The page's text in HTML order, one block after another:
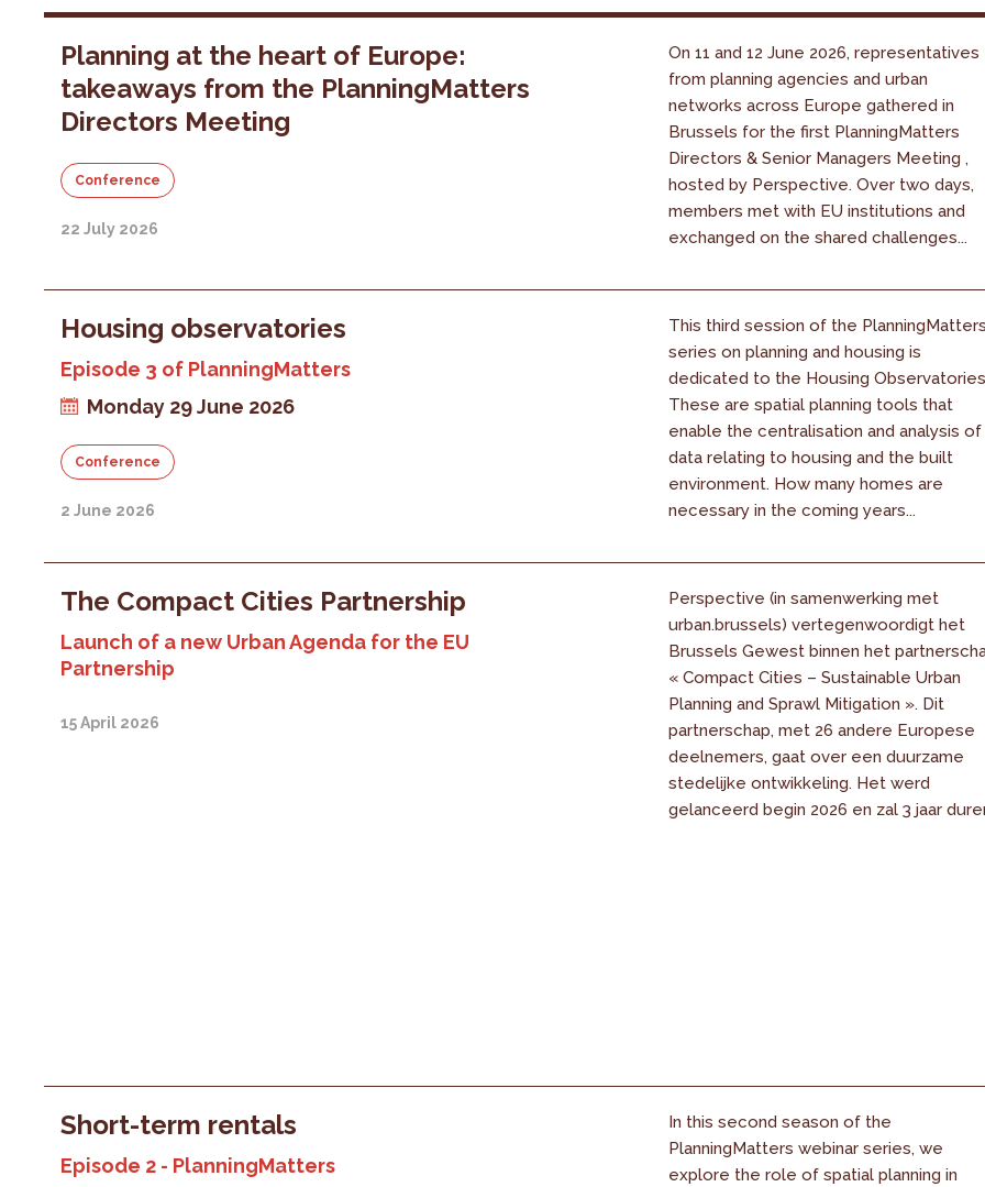
Planning at the heart of Europe:
takeaways from the PlanningMatters
Directors Meeting
Conference
22 July 2026
On 11 and 12 June 2026, representatives
from planning agencies and urban
networks across Europe gathered in
Brussels for the first PlanningMatters
Directors & Senior Managers Meeting ,
hosted by Perspective. Over two days,
members met with EU institutions and
exchanged on the shared challenges...
Housing observatories
Episode 3 of PlanningMatters
Monday 29 June 2026
Conference
2 June 2026
This third session of the
series on planning and housing is
dedicated to the Housing
These are spatial planning tools that
enable the centralisation and analysis of
data relating to housing and the built
environment. How many homes are
necessary in the coming years...
The Compact Cities Partnership
Launch of a new Urban Agenda for the EU
Partnership
15 April 2026
Perspective (in samenwerking met
urban.brussels) vertegenwoordigt het
Brussels Gewest binnen het
« Compact Cities – Sustainable Urban
Planning and Sprawl Mitigation ». Dit
partnerschap, met 26 andere Europese
deelnemers, gaat over een duurzame
stedelijke ontwikkeling. Het werd
gelanceerd begin 2026 en zal 3 jaar
Short-term rentals
Episode 2 - PlanningMatters
In this second season of the
PlanningMatters webinar series, we
explore the role of spatial planning in